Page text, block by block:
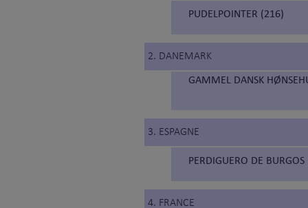
PUDELPOINTER (216)
2. DANEMARK
GAMMEL DANSK
3. ESPAGNE
PERDIGUERO DE
4. FRANCE